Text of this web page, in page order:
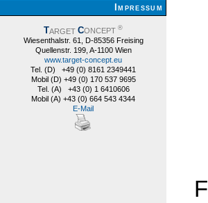
Impressum
TARGET CONCEPT ®
Wiesenthalstr. 61, D-85356 Freising
Quellenstr. 199, A-1100 Wien
www.target-concept.eu
Tel. (D) +49 (0) 8161 2349441
Mobil (D) +49 (0) 170 537 9695
Tel. (A) +43 (0) 1 6410606
Mobil (A) +43 (0) 664 543 4344
E-Mail